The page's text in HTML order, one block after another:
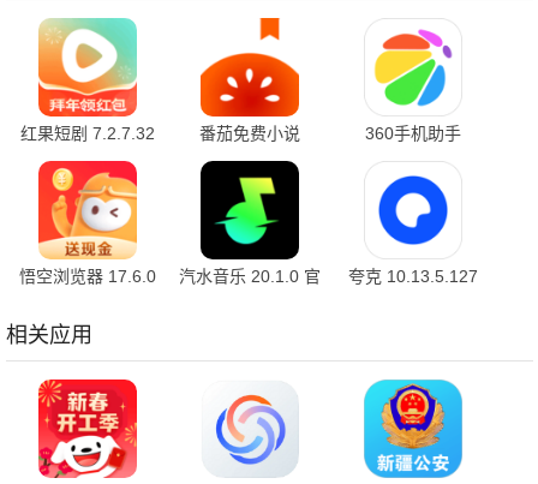
红果短剧 7.2.7.32
官方版
番茄免费小说
7.2.7.32 安卓版
360手机助手
10.2.2 官方版
悟空浏览器 17.6.0
汽水音乐 20.1.0 官
夸克 10.13.5.127
相关应用